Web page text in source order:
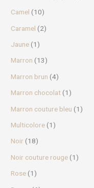
Camel (10)
Caramel (2)
Jaune (1)
Marron (13)
Marron brun (4)
Marron chocolat (1)
Marron couture bleu (1)
Multicolore (1)
Noir (18)
Noir couture rouge (1)
Rose (1)